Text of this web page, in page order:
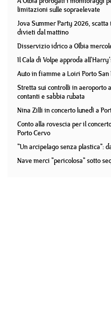
limitazioni sulle sopraelevate
Jova Summer Party 2026,
divieti dal mattino
Disservizio idrico a Olbia
Il Cala di Volpe approda
Auto in fiamme a Loiri Porto San
Stretta sui controlli in aeroporto
contanti e sabbia rubata
Nina Zilli in concerto lunedì a
Conto alla rovescia per il
Porto Cervo
"Un arcipelago senza plastica":
Nave merci "pericolosa" sotto